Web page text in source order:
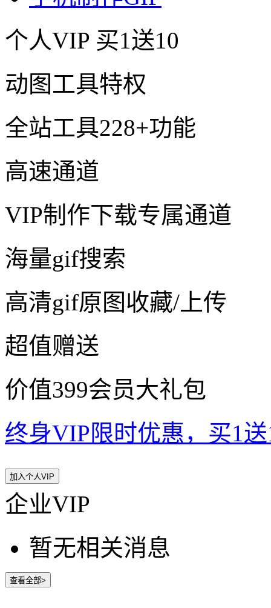
个人VIP 买1送10
动图工具特权
全站工具228+功能
高速通道
VIP制作下载专属通道
海量gif搜索
高清gif原图收藏/上传
超值赠送
价值399会员大礼包
终身VIP限时优惠，买1
加入个人VIP
企业VIP
暂无相关消息
查看全部>